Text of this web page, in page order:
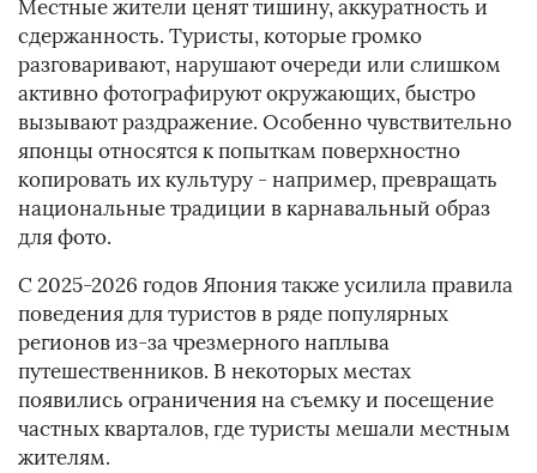
Местные жители ценят тишину, аккуратность и
сдержанность. Туристы, которые громко
разговаривают, нарушают очереди или слишком
активно фотографируют окружающих, быстро
вызывают раздражение. Особенно чувствительно
японцы относятся к попыткам поверхностно
копировать их культуру - например, превращать
национальные традиции в карнавальный образ
для фото.
С 2025-2026 годов Япония также усилила правила
поведения для туристов в ряде популярных
регионов из-за чрезмерного наплыва
путешественников. В некоторых местах
появились ограничения на съемку и посещение
частных кварталов, где туристы мешали местным
жителям.